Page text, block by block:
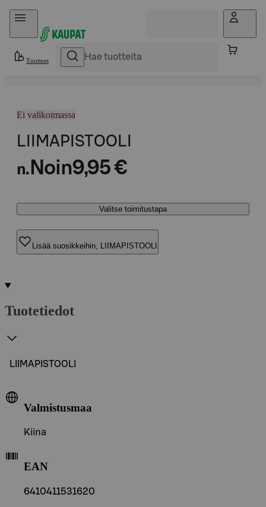
Hyppää sisältöön
Tuotteet
Ei valikoimassa
LIIMAPISTOOLI
n. Noin9,95 €
Valitse toimitustapa
Lisää suosikkeihin, LIIMAPISTOOLI
Tuotetiedot
LIIMAPISTOOLI
Valmistusmaa
Kiina
EAN
6410411531620